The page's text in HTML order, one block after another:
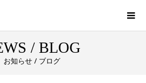
/ BLOG
お知らせ / ブログ